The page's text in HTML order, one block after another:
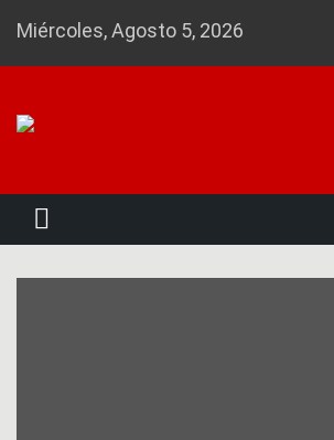
Miércoles, Agosto 5, 2026